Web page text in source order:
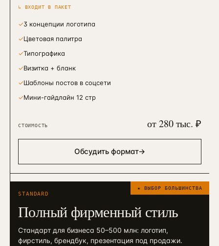
↳ ВХОДИТ В ПАКЕТ
✓3 концепции логотипа
✓Цветовая палитра
✓Типографика
✓Визитка + бланк
✓Шаблоны постов в соцсети
✓Мини-гайдлайн 12 стр
СТОИМОСТЬ от 280 тыс. ₽
Обсудить формат→
★ ВЫБОР БОЛЬШИНСТВА
STANDARD
Полный фирменный стиль
Стандарт для бизнеса 50–500 млн: логотип,
фирстиль, брендбук, презентация под продажи.